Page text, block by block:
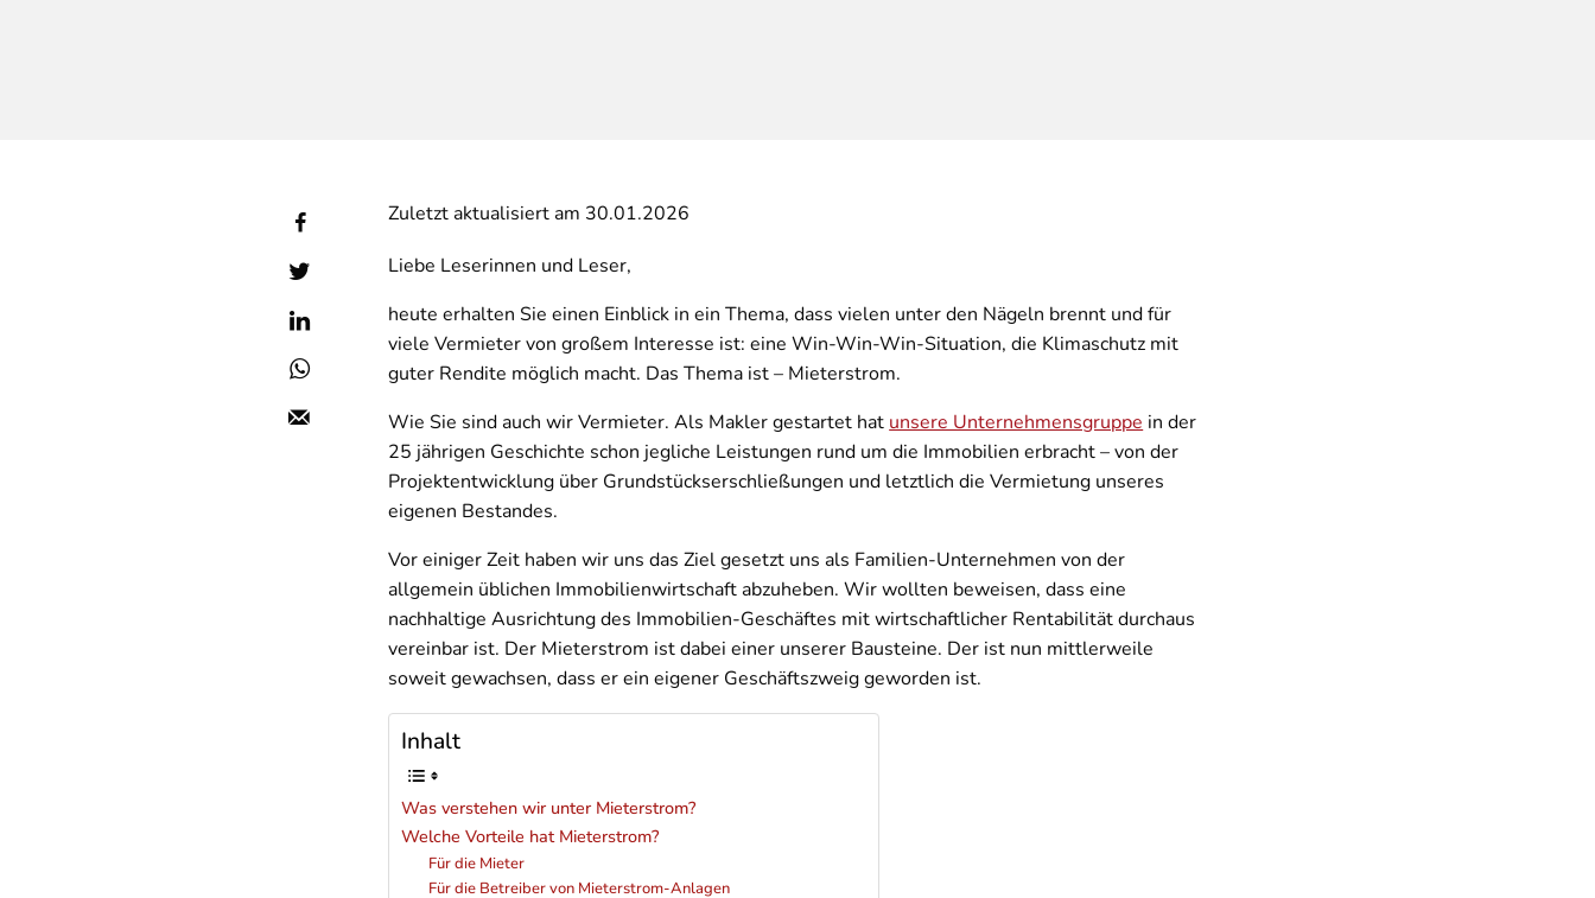
Zuletzt aktualisiert am 30.01.2026
Liebe Leserinnen und Leser,
heute erhalten Sie einen Einblick in ein Thema, dass vielen unter den Nägeln brennt und für
viele Vermieter von großem Interesse ist: eine Win-Win-Win-Situation, die Klimaschutz mit
guter Rendite möglich macht. Das Thema ist – Mieterstrom.
Wie Sie sind auch wir Vermieter. Als Makler gestartet hat unsere Unternehmensgruppe in der
25 jährigen Geschichte schon jegliche Leistungen rund um die Immobilien erbracht – von der
Projektentwicklung über Grundstückserschließungen und letztlich die Vermietung unseres
eigenen Bestandes.
Vor einiger Zeit haben wir uns das Ziel gesetzt uns als Familien-Unternehmen von der
allgemein üblichen Immobilienwirtschaft abzuheben. Wir wollten beweisen, dass eine
nachhaltige Ausrichtung des Immobilien-Geschäftes mit wirtschaftlicher Rentabilität durchaus
vereinbar ist. Der Mieterstrom ist dabei einer unserer Bausteine. Der ist nun mittlerweile
soweit gewachsen, dass er ein eigener Geschäftszweig geworden ist.
Inhalt
Was verstehen wir unter Mieterstrom?
Welche Vorteile hat Mieterstrom?
Für die Mieter
Für die Betreiber von Mieterstrom-Anlagen